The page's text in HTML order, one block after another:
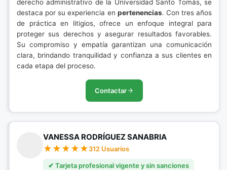
derecho administrativo de la Universidad Santo Tomás, se
destaca por su experiencia en pertenencias. Con tres años
de práctica en litigios, ofrece un enfoque integral para
proteger sus derechos y asegurar resultados favorables.
Su compromiso y empatía garantizan una comunicación
clara, brindando tranquilidad y confianza a sus clientes en
cada etapa del proceso.
Contactar
VANESSA RODRÍGUEZ SANABRIA
312 Usuarios
✔ Tarjeta profesional vigente y sin sanciones